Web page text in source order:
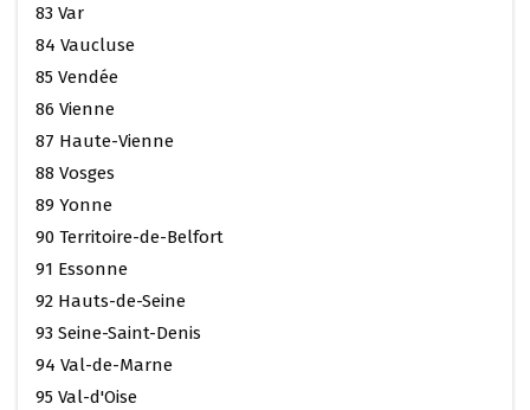
83 Var
84 Vaucluse
85 Vendée
86 Vienne
87 Haute-Vienne
88 Vosges
89 Yonne
90 Territoire-de-Belfort
91 Essonne
92 Hauts-de-Seine
93 Seine-Saint-Denis
94 Val-de-Marne
95 Val-d'Oise